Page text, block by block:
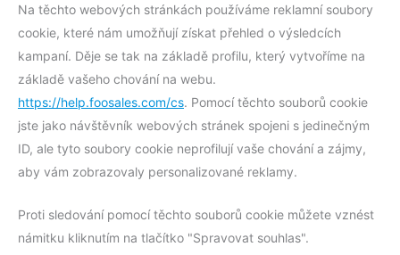
Na těchto webových stránkách používáme reklamní soubory
cookie, které nám umožňují získat přehled o výsledcích
kampaní. Děje se tak na základě profilu, který vytvoříme na
základě vašeho chování na webu.
https://help.foosales.com/cs. Pomocí těchto souborů cookie
jste jako návštěvník webových stránek spojeni s jedinečným
ID, ale tyto soubory cookie neprofilují vaše chování a zájmy,
aby vám zobrazovaly personalizované reklamy.
Proti sledování pomocí těchto souborů cookie můžete vznést
námitku kliknutím na tlačítko "Spravovat souhlas".